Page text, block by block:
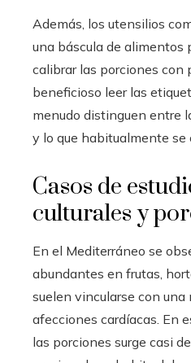
Además, los utensilios
una báscula de alimentos
calibrar las porciones con
beneficioso leer las
menudo distinguen entre
y lo que habitualmente se
Casos de
culturales y
En el Mediterráneo se
abundantes en frutas,
suelen vincularse con
afecciones cardíacas. En
las porciones surge casi